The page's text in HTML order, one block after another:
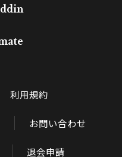
利用規約
お問い合わせ
退会申請